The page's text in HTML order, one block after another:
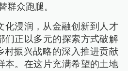
群众跑腿。
化浸润，从金融创新到人才
们正以多元的探索方式破解
村振兴战略的深入推进贡献
本。在这片充满希望的土地